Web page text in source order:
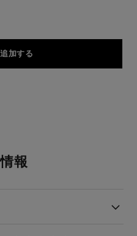
加する
報